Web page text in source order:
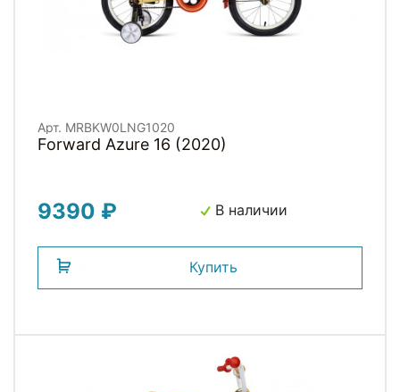
Арт. MRBKW0LNG1020
Forward Azure 16 (2020)
9390 ₽ В наличии
Купить